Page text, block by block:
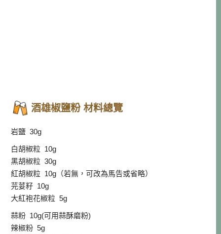
酒雄椒鹽粉 材料總覽
岩鹽 30g
白胡椒粒 10g
黑胡椒粒 30g
紅胡椒粒 10g（若無，可改為馬告或省略）
芫荽籽 10g
大紅袍花椒粒 5g
蒜粉 10g(可用蒜酥磨粉)
辣椒粉 5g